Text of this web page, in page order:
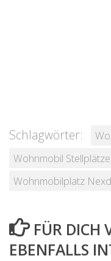
Schlagwörter:
Wohnmobil
Wohnmobilplatz
FÜR DICH
EBENFALLS